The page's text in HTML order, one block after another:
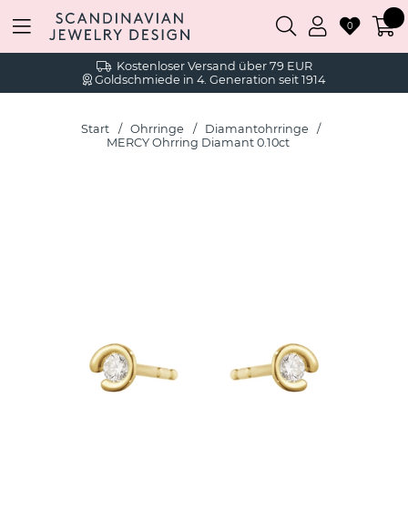
Kostenloser Versand über 79 EUR
Goldschmiede in 4. Generation seit 1914
0
Start Ohrringe
Diamantohrringe
MERCY Ohrring Diamant 0.10ct